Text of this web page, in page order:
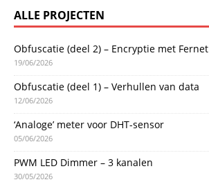
ALLE PROJECTEN
Obfuscatie (deel 2) – Encryptie met Fernet
19/06/2026
Obfuscatie (deel 1) – Verhullen van data
12/06/2026
‘Analoge’ meter voor DHT-sensor
05/06/2026
PWM LED Dimmer – 3 kanalen
30/05/2026